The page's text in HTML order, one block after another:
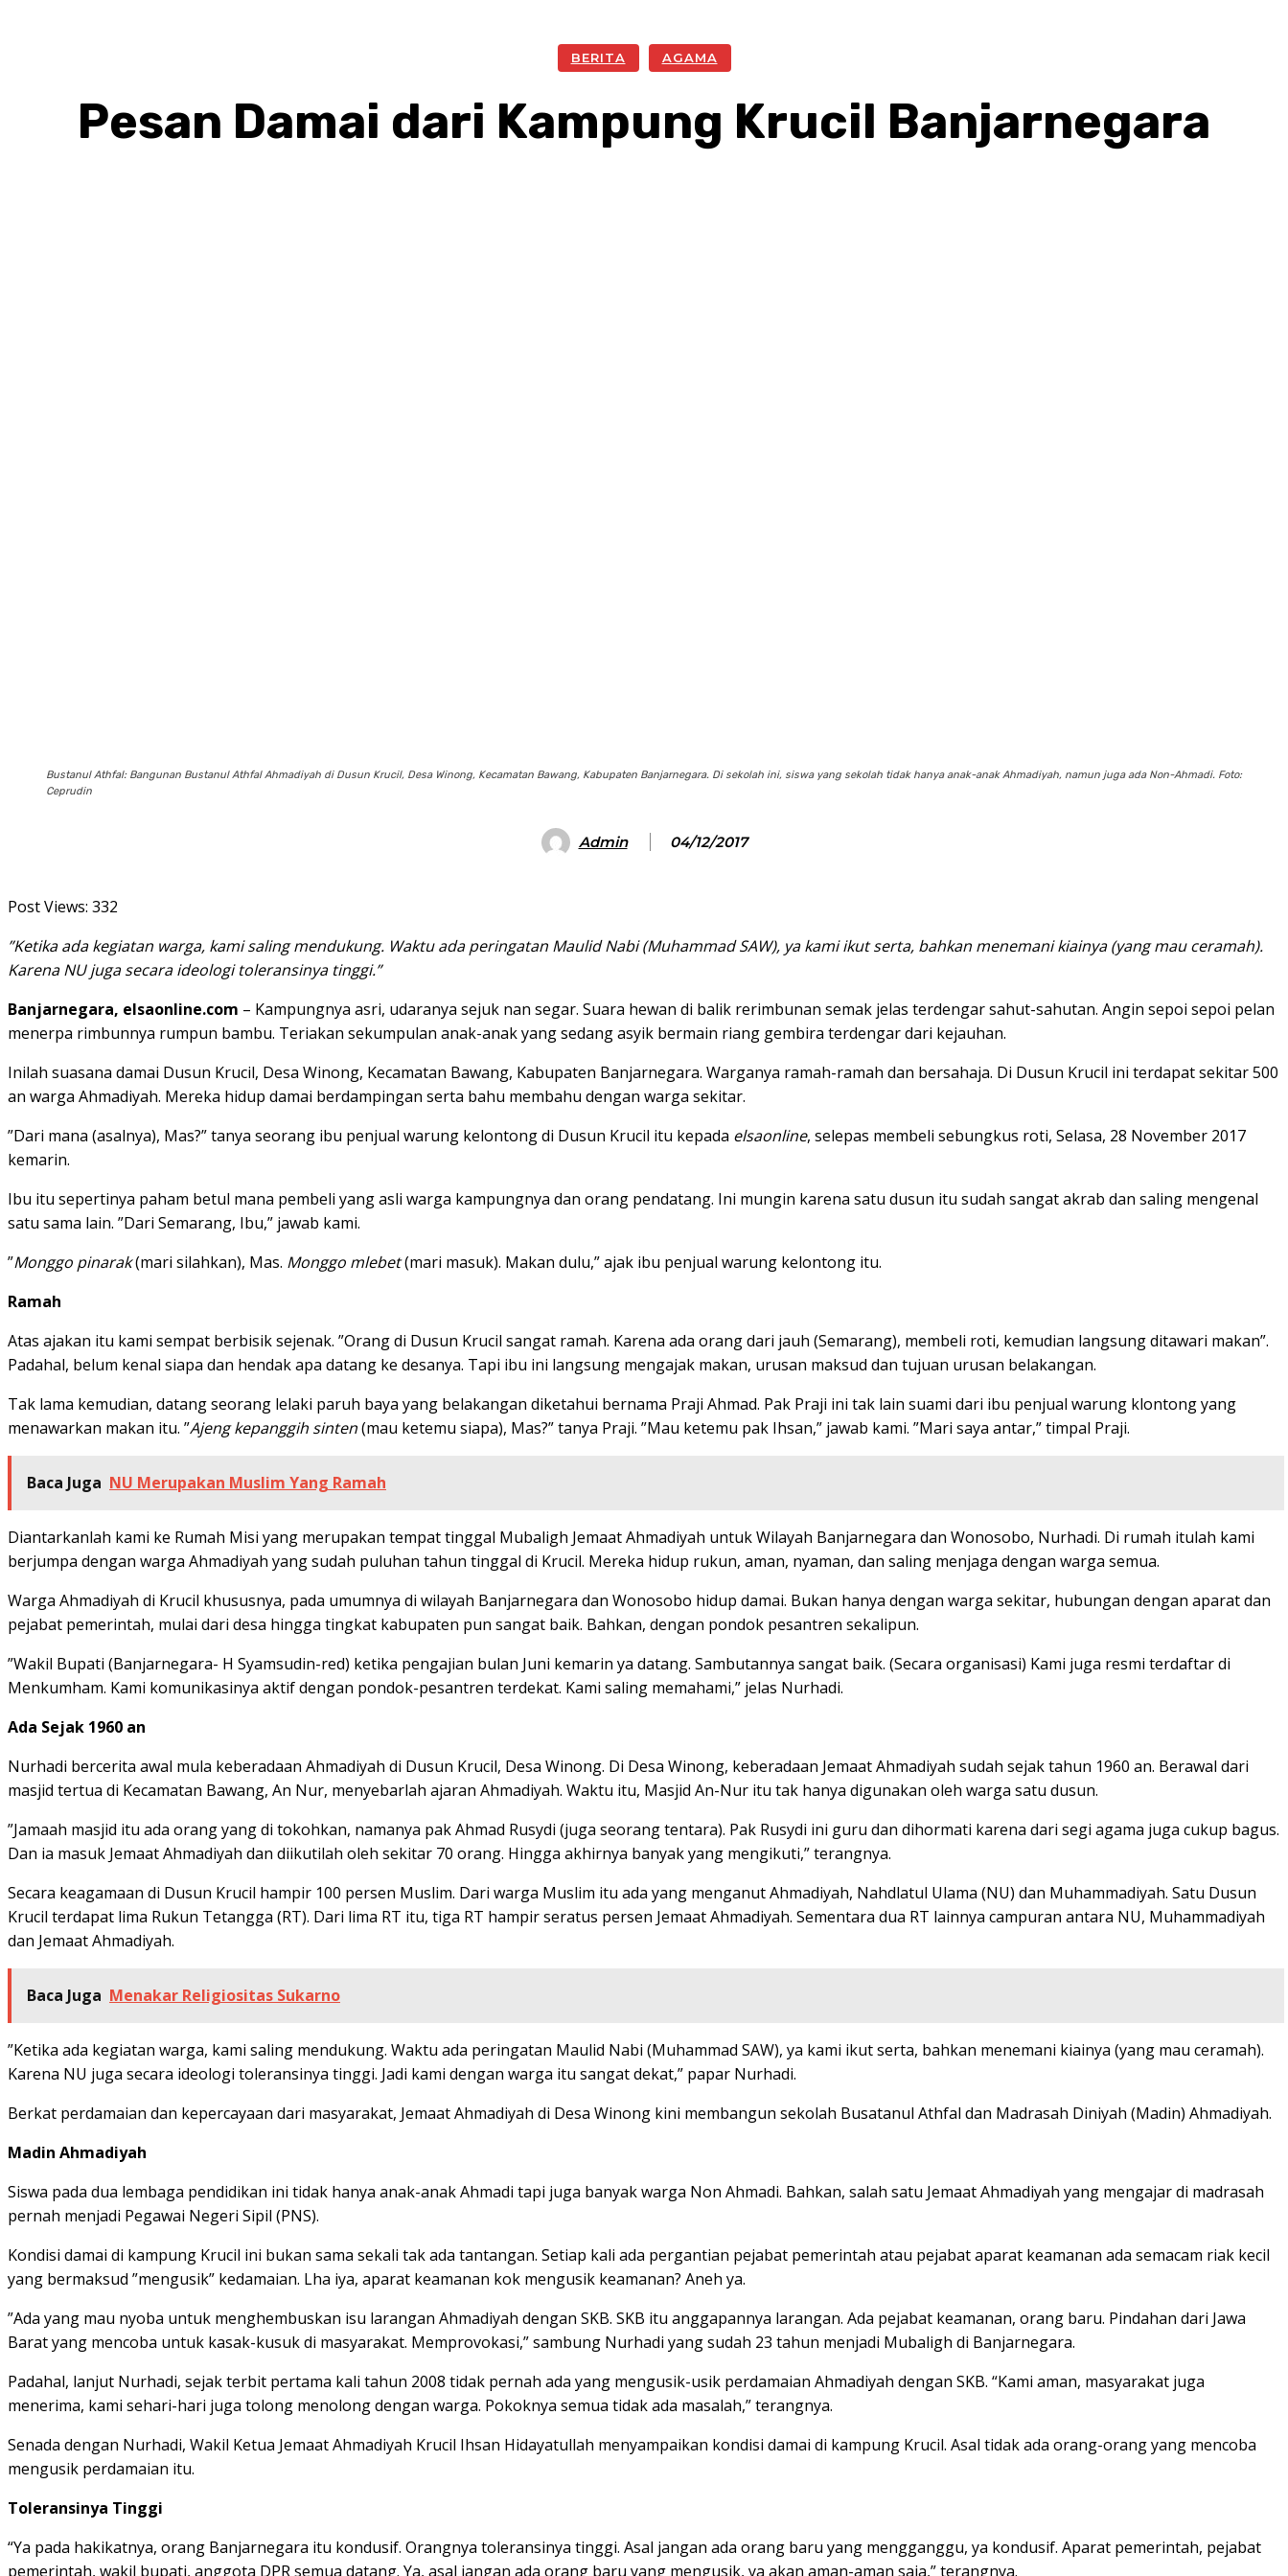
BERITA AGAMA
Pesan Damai dari Kampung Krucil Banjarnegara
Bustanul Athfal: Bangunan Bustanul Athfal Ahmadiyah di Dusun Krucil, Desa Winong, Kecamatan Bawang, Kabupaten Banjarnegara. Di sekolah ini, siswa yang sekolah tidak hanya anak-anak Ahmadiyah, namun juga ada Non-Ahmadi. Foto:
Ceprudin
Admin 04/12/2017
Post Views: 332
”Ketika ada kegiatan warga, kami saling mendukung. Waktu ada peringatan Maulid Nabi (Muhammad SAW), ya kami ikut serta, bahkan menemani kiainya (yang mau ceramah).
Karena NU juga secara ideologi toleransinya tinggi.”
Banjarnegara, elsaonline.com – Kampungnya asri, udaranya sejuk nan segar. Suara hewan di balik rerimbunan semak jelas terdengar sahut-sahutan. Angin sepoi sepoi pelan
menerpa rimbunnya rumpun bambu. Teriakan sekumpulan anak-anak yang sedang asyik bermain riang gembira terdengar dari kejauhan.
Inilah suasana damai Dusun Krucil, Desa Winong, Kecamatan Bawang, Kabupaten Banjarnegara. Warganya ramah-ramah dan bersahaja. Di Dusun Krucil ini terdapat sekitar 500
an warga Ahmadiyah. Mereka hidup damai berdampingan serta bahu membahu dengan warga sekitar.
”Dari mana (asalnya), Mas?” tanya seorang ibu penjual warung kelontong di Dusun Krucil itu kepada elsaonline, selepas membeli sebungkus roti, Selasa, 28 November 2017
kemarin.
Ibu itu sepertinya paham betul mana pembeli yang asli warga kampungnya dan orang pendatang. Ini mungin karena satu dusun itu sudah sangat akrab dan saling mengenal
satu sama lain. ”Dari Semarang, Ibu,” jawab kami.
”Monggo pinarak(mari silahkan), Mas. Monggo mlebet(mari masuk). Makan dulu,” ajak ibu penjual warung kelontong itu.
Ramah
Atas ajakan itu kami sempat berbisik sejenak. ”Orang di Dusun Krucil sangat ramah. Karena ada orang dari jauh (Semarang), membeli roti, kemudian langsung ditawari makan”.
Padahal, belum kenal siapa dan hendak apa datang ke desanya. Tapi ibu ini langsung mengajak makan, urusan maksud dan tujuan urusan belakangan.
Tak lama kemudian, datang seorang lelaki paruh baya yang belakangan diketahui bernama Praji Ahmad. Pak Praji ini tak lain suami dari ibu penjual warung klontong yang
menawarkan makan itu. ”Ajeng kepanggih sinten(mau ketemu siapa), Mas?” tanya Praji. ”Mau ketemu pak Ihsan,” jawab kami. ”Mari saya antar,” timpal Praji.
Baca Juga NU Merupakan Muslim Yang Ramah
Diantarkanlah kami ke Rumah Misi yang merupakan tempat tinggal Mubaligh Jemaat Ahmadiyah untuk Wilayah Banjarnegara dan Wonosobo, Nurhadi. Di rumah itulah kami
berjumpa dengan warga Ahmadiyah yang sudah puluhan tahun tinggal di Krucil. Mereka hidup rukun, aman, nyaman, dan saling menjaga dengan warga semua.
Warga Ahmadiyah di Krucil khususnya, pada umumnya di wilayah Banjarnegara dan Wonosobo hidup damai. Bukan hanya dengan warga sekitar, hubungan dengan aparat dan
pejabat pemerintah, mulai dari desa hingga tingkat kabupaten pun sangat baik. Bahkan, dengan pondok pesantren sekalipun.
”Wakil Bupati (Banjarnegara- H Syamsudin-red) ketika pengajian bulan Juni kemarin ya datang. Sambutannya sangat baik. (Secara organisasi) Kami juga resmi terdaftar di
Menkumham. Kami komunikasinya aktif dengan pondok-pesantren terdekat. Kami saling memahami,” jelas Nurhadi.
Ada Sejak 1960 an
Nurhadi bercerita awal mula keberadaan Ahmadiyah di Dusun Krucil, Desa Winong. Di Desa Winong, keberadaan Jemaat Ahmadiyah sudah sejak tahun 1960 an. Berawal dari
masjid tertua di Kecamatan Bawang, An Nur, menyebarlah ajaran Ahmadiyah. Waktu itu, Masjid An-Nur itu tak hanya digunakan oleh warga satu dusun.
”Jamaah masjid itu ada orang yang di tokohkan, namanya pak Ahmad Rusydi (juga seorang tentara). Pak Rusydi ini guru dan dihormati karena dari segi agama juga cukup bagus.
Dan ia masuk Jemaat Ahmadiyah dan diikutilah oleh sekitar 70 orang. Hingga akhirnya banyak yang mengikuti,” terangnya.
Secara keagamaan di Dusun Krucil hampir 100 persen Muslim. Dari warga Muslim itu ada yang menganut Ahmadiyah, Nahdlatul Ulama (NU) dan Muhammadiyah. Satu Dusun
Krucil terdapat lima Rukun Tetangga (RT). Dari lima RT itu, tiga RT hampir seratus persen Jemaat Ahmadiyah. Sementara dua RT lainnya campuran antara NU, Muhammadiyah
dan Jemaat Ahmadiyah.
Baca Juga Menakar Religiositas Sukarno
”Ketika ada kegiatan warga, kami saling mendukung. Waktu ada peringatan Maulid Nabi (Muhammad SAW), ya kami ikut serta, bahkan menemani kiainya (yang mau ceramah).
Karena NU juga secara ideologi toleransinya tinggi. Jadi kami dengan warga itu sangat dekat,” papar Nurhadi.
Berkat perdamaian dan kepercayaan dari masyarakat, Jemaat Ahmadiyah di Desa Winong kini membangun sekolah Busatanul Athfal dan Madrasah Diniyah (Madin) Ahmadiyah.
Madin Ahmadiyah
Siswa pada dua lembaga pendidikan ini tidak hanya anak-anak Ahmadi tapi juga banyak warga Non Ahmadi. Bahkan, salah satu Jemaat Ahmadiyah yang mengajar di madrasah
pernah menjadi Pegawai Negeri Sipil (PNS).
Kondisi damai di kampung Krucil ini bukan sama sekali tak ada tantangan. Setiap kali ada pergantian pejabat pemerintah atau pejabat aparat keamanan ada semacam riak kecil
yang bermaksud ”mengusik” kedamaian. Lha iya, aparat keamanan kok mengusik keamanan? Aneh ya.
”Ada yang mau nyoba untuk menghembuskan isu larangan Ahmadiyah dengan SKB. SKB itu anggapannya larangan. Ada pejabat keamanan, orang baru. Pindahan dari Jawa
Barat yang mencoba untuk kasak-kusuk di masyarakat. Memprovokasi,” sambung Nurhadi yang sudah 23 tahun menjadi Mubaligh di Banjarnegara.
Padahal, lanjut Nurhadi, sejak terbit pertama kali tahun 2008 tidak pernah ada yang mengusik-usik perdamaian Ahmadiyah dengan SKB. “Kami aman, masyarakat juga
menerima, kami sehari-hari juga tolong menolong dengan warga. Pokoknya semua tidak ada masalah,” terangnya.
Senada dengan Nurhadi, Wakil Ketua Jemaat Ahmadiyah Krucil Ihsan Hidayatullah menyampaikan kondisi damai di kampung Krucil. Asal tidak ada orang-orang yang mencoba
mengusik perdamaian itu.
Toleransinya Tinggi
“Ya pada hakikatnya, orang Banjarnegara itu kondusif. Orangnya toleransinya tinggi. Asal jangan ada orang baru yang mengganggu, ya kondusif. Aparat pemerintah, pejabat
pemerintah, wakil bupati, anggota DPR semua datang. Ya, asal jangan ada orang baru yang mengusik, ya akan aman-aman saja,” terangnya.